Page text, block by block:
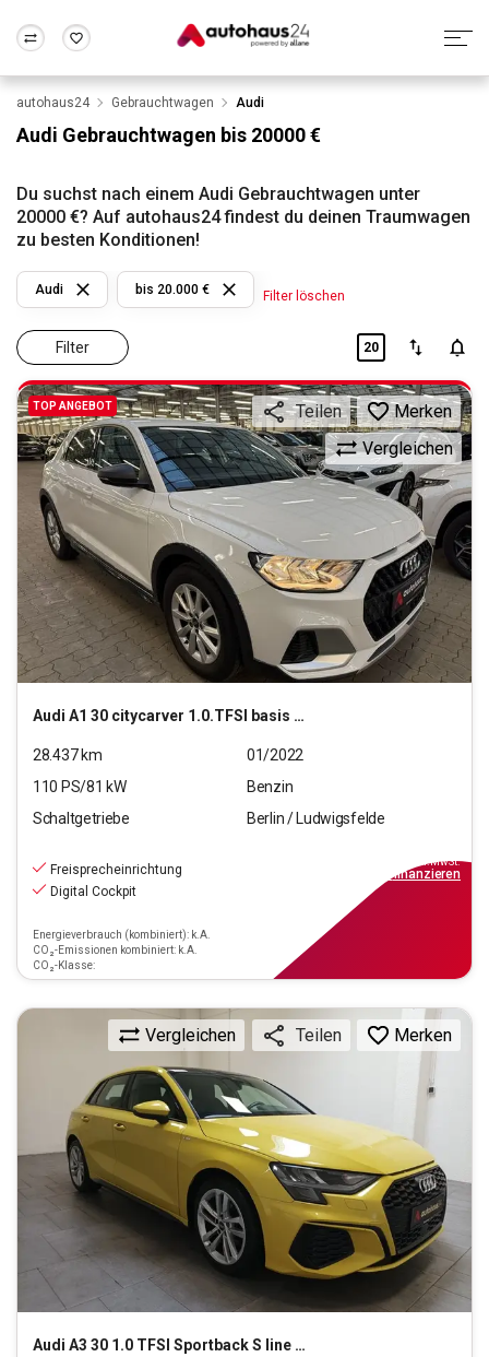
Wir bewerten dein Auto
Alle Fragen & Antworten
Rund um die Inzahlungnahme
Frankfurt Wuppertal
autohaus24 Gebrauchtwagen Audi
Audi Gebrauchtwagen bis 20000 €
Du suchst nach einem Audi Gebrauchtwagen unter
20000 €? Auf autohaus24 findest du deinen Traumwagen
zu besten Konditionen!
Filter
Audi bis 20.000 € Filter löschen
20
TOP ANGEBOT
Audi A1 30 citycarver 1.0.TFSI basis (EURO 6d)
Vergleichen
Teilen Merken
28.437km
01/2022
110 PS/81 kW
Benzin
Schaltgetriebe
Berlin / Ludwigsfelde
Freisprecheinrichtung
Digital Cockpit
Energieverbrauch (kombiniert): k.A.
CO₂-Emissionen kombiniert: k.A.
CO₂-Klasse:
inkl.MwSt.
finanzieren
Audi A3 30 1.0 TFSI Sportback S line MHEV (EURO 6d)
Vergleichen Teilen Merken